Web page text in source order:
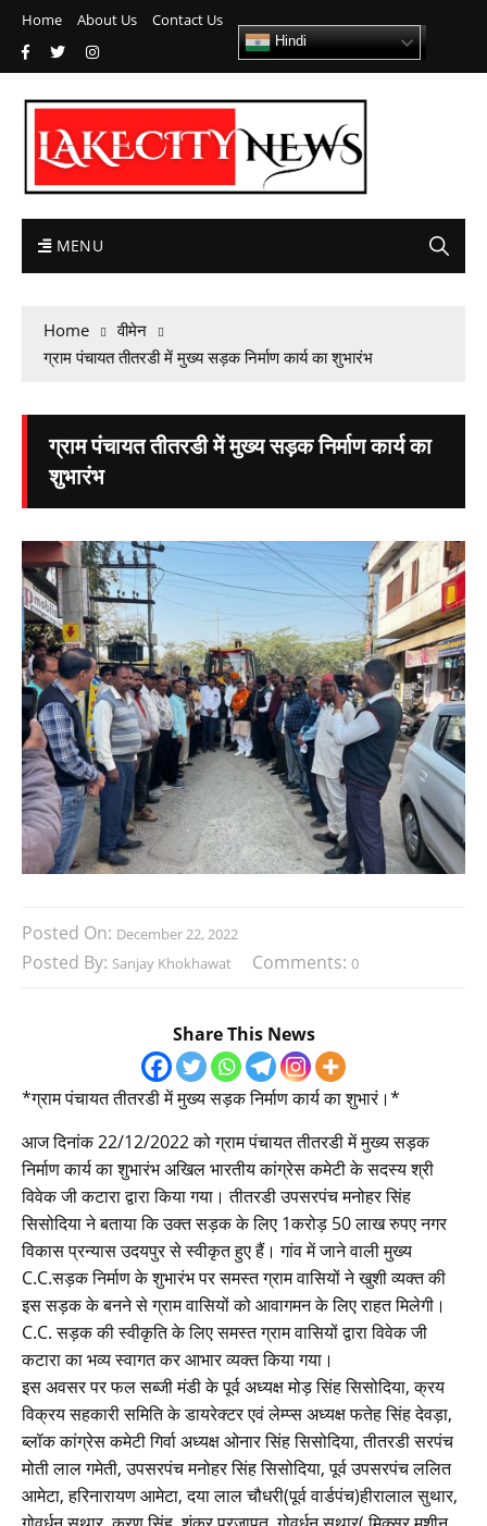
Home About Us Contact Us
Hindi
MENU
Home
वीमेन
ग्राम पंचायत तीतरडी में मुख्य सड़क निर्माण कार्य का शुभारंभ
ग्राम पंचायत तीतरडी में मुख्य सड़क निर्माण कार्य का
शुभारंभ
Posted On: December 22, 2022
Posted By: Sanjay Khokhawat Comments: 0
Share This News
*ग्राम पंचायत तीतरडी में मुख्य सड़क निर्माण कार्य का शुभारं।*
आज दिनांक 22/12/2022 को ग्राम पंचायत तीतरडी में मुख्य सड़क
निर्माण कार्य का शुभारंभ अखिल भारतीय कांग्रेस कमेटी के सदस्य श्री
विवेक जी कटारा द्वारा किया गया। तीतरडी उपसरपंच मनोहर सिंह
सिसोदिया ने बताया कि उक्त सड़क के लिए 1करोड़ 50 लाख रुपए नगर
विकास प्रन्यास उदयपुर से स्वीकृत हुए हैं। गांव में जाने वाली मुख्य
C.C.सड़क निर्माण के शुभारंभ पर समस्त ग्राम वासियों ने खुशी व्यक्त की
इस सड़क के बनने से ग्राम वासियों को आवागमन के लिए राहत मिलेगी।
C.C. सड़क की स्वीकृति के लिए समस्त ग्राम वासियों द्वारा विवेक जी
कटारा का भव्य स्वागत कर आभार व्यक्त किया गया।
इस अवसर पर फल सब्जी मंडी के पूर्व अध्यक्ष मोड़ सिंह सिसोदिया, क्रय
विक्रय सहकारी समिति के डायरेक्टर एवं लेम्प्स अध्यक्ष फतेह सिंह देवड़ा,
ब्लॉक कांग्रेस कमेटी गिर्वा अध्यक्ष ओनार सिंह सिसोदिया, तीतरडी सरपंच
मोती लाल गमेती, उपसरपंच मनोहर सिंह सिसोदिया, पूर्व उपसरपंच ललित
आमेटा, हरिनारायण आमेटा, दया लाल चौधरी(पूर्व वार्डपंच)हीरालाल सुथार,